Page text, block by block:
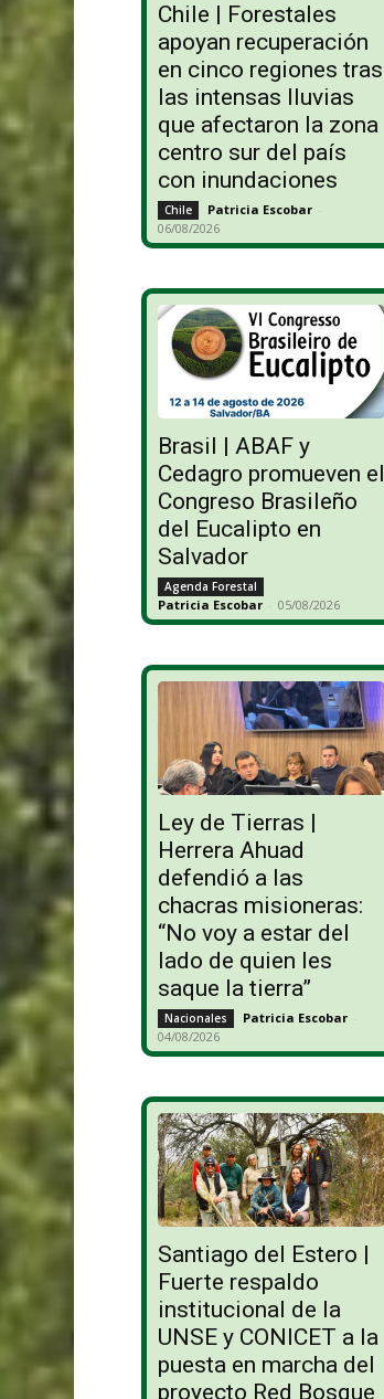
Chile | Forestales
apoyan recuperación
en cinco regiones tras
las intensas lluvias
que afectaron la zona
centro sur del país
con inundaciones
Chile Patricia Escobar -
06/08/2026
Brasil | ABAF y
Cedagro promueven el
Congreso Brasileño
del Eucalipto en
Salvador
Agenda Forestal
Patricia Escobar - 05/08/2026
Ley de Tierras |
Herrera Ahuad
defendió a las
chacras misioneras:
“No voy a estar del
lado de quien les
saque la tierra”
Nacionales Patricia Escobar -
04/08/2026
Santiago del Estero |
Fuerte respaldo
institucional de la
UNSE y CONICET a la
puesta en marcha del
proyecto Red Bosque